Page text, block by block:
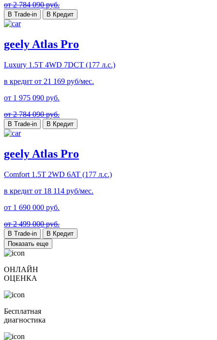
от 2 784 090 руб.
В Trade-in В Кредит
geely Atlas Pro
Luxury 1.5T 4WD 7DCT (177 л.с.)
в кредит от 21 169 руб/мес.
от 1 975 090 руб.
от 2 784 090 руб.
В Trade-in В Кредит
geely Atlas Pro
Comfort 1.5T 2WD 6AT (177 л.с.)
в кредит от 18 114 руб/мес.
от 1 690 000 руб.
от 2 499 000 руб.
В Trade-in
В Кредит
Показать еще
ОНЛАЙН
ОЦЕНКА
Бесплатная
диагностика